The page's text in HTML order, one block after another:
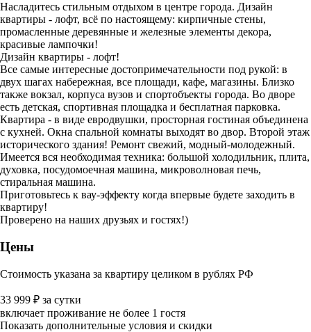
Насладитесь стильным отдыхом в центре города. Дизайн
квартиры - лофт, всё по настоящему: кирпичные стены,
промасленные деревянные и железные элементы декора,
красивые лампочки!
Дизайн квартиры - лофт!
Все самые интересные достопримечательности под рукой: в
двух шагах набережная, все площади, кафе, магазины. Близко
также вокзал, корпуса вузов и спортобъекты города. Во дворе
есть детская, спортивная площадка и бесплатная парковка.
Квартира - в виде евродвушки, просторная гостиная объединена
с кухней. Окна спальной комнаты выходят во двор. Второй этаж
исторического здания! Ремонт свежий, модный-молодежный.
Имеется вся необходимая техника: большой холодильник, плита,
духовка, посудомоечная машина, микроволновая печь,
стиральная машина.
Приготовьтесь к вау-эффекту когда впервые будете заходить в
квартиру!
Проверено на наших друзьях и гостях!)
Цены
Стоимость указана за квартиру целиком в рублях РФ
33 999 ₽ за сутки
включает проживание не более 1 гостя
Показать дополнительные условия и скидки